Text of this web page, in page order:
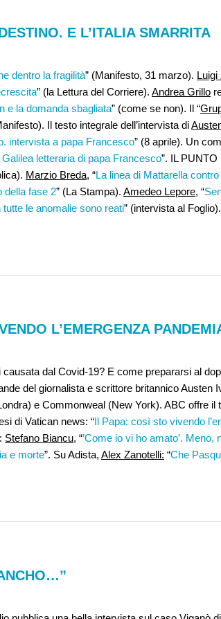
E L’ITALIA SMARRITA
dentro la fragilità” (Manifesto, 31 marzo). Luigi
” (la Lettura del Corriere). Andrea Grillo
e la domanda sbagliata” (come se non). Il “
Il testo integrale dell’intervista di
intervista a papa Francesco” (8 aprile). Un
Galilea letteraria di papa Francesco”. IL
Marzio Breda, “La linea di Mattarella
della fase 2” (La Stampa). Amedeo Lepore, “
tutte le anomalie sono reati” (intervista al Foglio).
L’EMERGENZA
dal Covid-19? E come prepararsi al
del giornalista e scrittore britannico Austen
e Commonweal (New York). ABC offre il
di Vatican news: “Il Papa: così sto vivendo
Stefano Biancu, “’Come io vi ho amato’. Meno,
e morte”. Su Adista, Alex Zanotelli: “Che